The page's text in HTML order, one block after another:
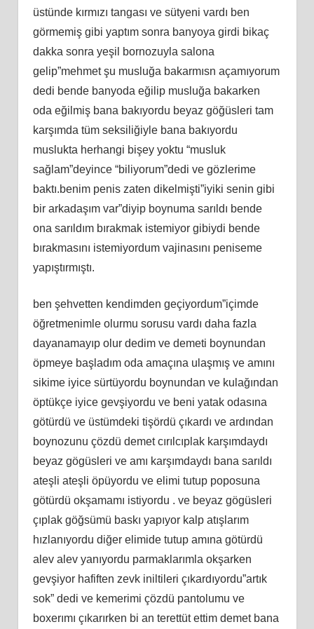
üstünde kırmızı tangası ve sütyeni vardı ben
görmemiş gibi yaptım sonra banyoya girdi bikaç
dakka sonra yeşil bornozuyla salona
gelip”mehmet şu musluğa bakarmısn açamıyorum
dedi bende banyoda eğilip musluğa bakarken
oda eğilmiş bana bakıyordu beyaz göğüsleri tam
karşımda tüm seksiliğiyle bana bakıyordu
muslukta herhangi bişey yoktu “musluk
sağlam”deyince “biliyorum”dedi ve gözlerime
baktı.benim penis zaten dikelmişti”iyiki senin gibi
bir arkadaşım var”diyip boynuma sarıldı bende
ona sarıldım bırakmak istemiyor gibiydi bende
bırakmasını istemiyordum vajinasını peniseme
yapıştırmıştı.
ben şehvetten kendimden geçiyordum”içimde
öğretmenimle olurmu sorusu vardı daha fazla
dayanamayıp olur dedim ve demeti boynundan
öpmeye başladım oda amaçına ulaşmış ve amını
sikime iyice sürtüyordu boynundan ve kulağından
öptükçe iyice gevşiyordu ve beni yatak odasına
götürdü ve üstümdeki tişördü çıkardı ve ardından
boynozunu çözdü demet cırılcıplak karşımdaydı
beyaz gögüsleri ve amı karşımdaydı bana sarıldı
ateşli ateşli öpüyordu ve elimi tutup poposuna
götürdü okşamamı istiyordu . ve beyaz gögüsleri
çıplak göğsümü baskı yapıyor kalp atışlarım
hızlanıyordu diğer elimide tutup amına götürdü
alev alev yanıyordu parmaklarımla okşarken
gevşiyor hafiften zevk iniltileri çıkardıyordu”artık
sok” dedi ve kemerimi çözdü pantolumu ve
boxerımı çıkarırken bi an terettüt ettim demet bana